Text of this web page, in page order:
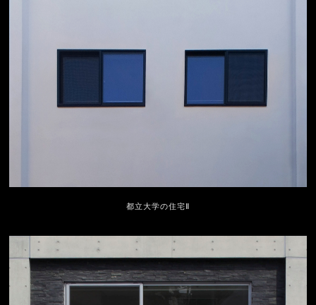
都立大学の住宅Ⅱ